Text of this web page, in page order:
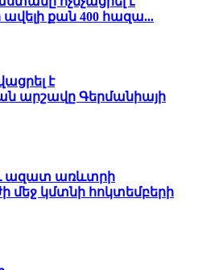
ավելի քան 400 հազա...
է
արշավը Գերմանիայի
ազատ առևտրի
մեջ կմտնի հոկտեմբերի